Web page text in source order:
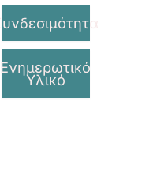
Συνδεσιμότητα
Ενημερωτικό
Υλικό